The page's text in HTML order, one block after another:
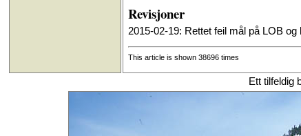
Revisjoner
2015-02-19: Rettet feil mål på LOB
This article is shown 38696 times
Ett tilfeldig